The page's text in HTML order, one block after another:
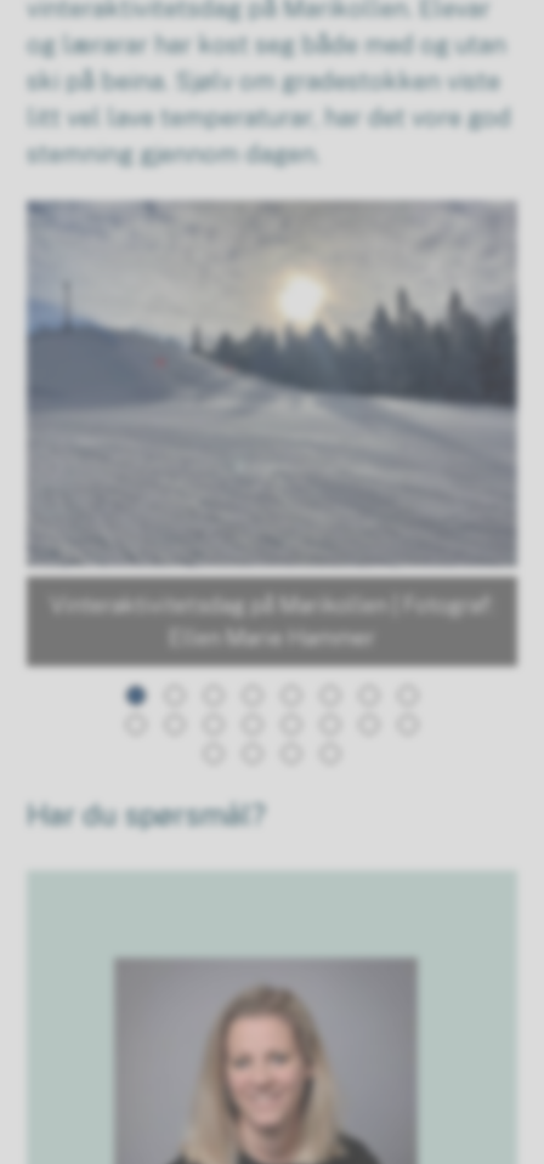
vinteraktivitetsdag på Marikollen. Elevar
og lærarar har kost seg både med og utan
ski på beina. Sjølv om gradestokken viste
litt vel lave temperaturar, har det vore god
stemning gjennom dagen.
Vinteraktivitetsdag på Marikollen | Fotograf:
Ellen Marie Hammer
Har du spørsmål?